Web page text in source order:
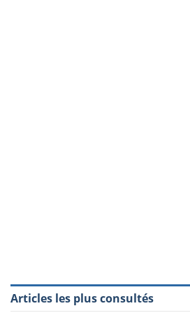
Articles les plus consultés